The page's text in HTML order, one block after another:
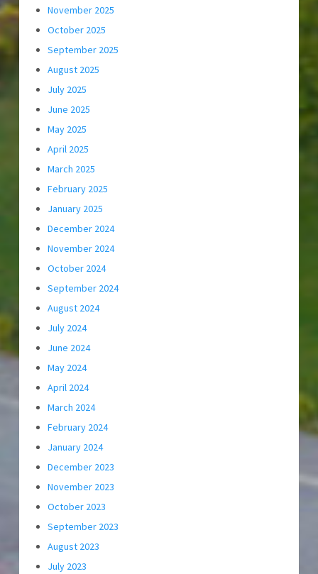
November 2025
October 2025
September 2025
August 2025
July 2025
June 2025
May 2025
April 2025
March 2025
February 2025
January 2025
December 2024
November 2024
October 2024
September 2024
August 2024
July 2024
June 2024
May 2024
April 2024
March 2024
February 2024
January 2024
December 2023
November 2023
October 2023
September 2023
August 2023
July 2023